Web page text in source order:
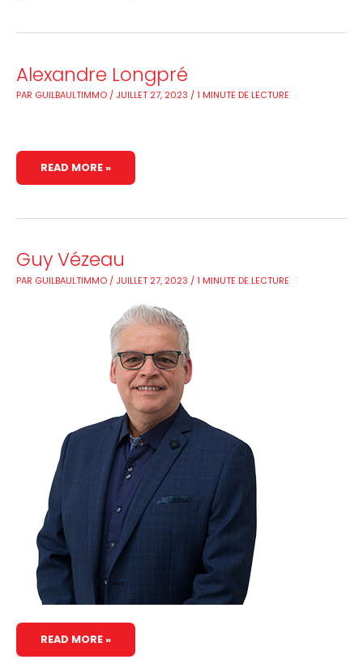
Alexandre Longpré
PAR GUILBAULTIMMO / JUILLET 27, 2023 / 1 MINUTE DE LECTURE
ALEXANDRE
LONGPRÉ
READ MORE »
Guy Vézeau
PAR GUILBAULTIMMO / JUILLET 27, 2023 / 1 MINUTE DE LECTURE
GUY
VÉZEAU
READ MORE »